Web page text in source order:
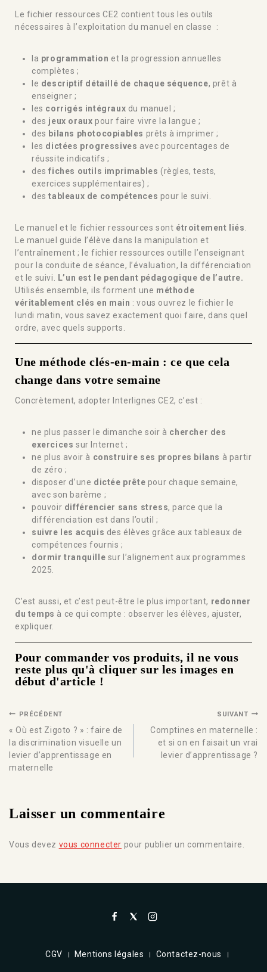
Le fichier ressources CE2 contient tous les outils
nécessaires à l’exploitation du manuel en classe :
la programmation et la progression annuelles
complètes ;
le descriptif détaillé de chaque séquence, prêt à
enseigner ;
les corrigés intégraux du manuel ;
des jeux oraux pour faire vivre la langue ;
des bilans photocopiables prêts à imprimer ;
les dictées progressives avec pourcentages de
réussite indicatifs ;
desfiches outils imprimables (règles, tests,
exercices supplémentaires) ;
destableaux de compétences pour le suivi.
Le manuel et le fichier ressources sont étroitement liés
Le manuel guide l’élève dans la manipulation et
l’entraînement ; le fichier ressources outille l’enseignant
pour la conduite de séance, l’évaluation, la différenciation
et le suivi.
L’un est le pendant pédagogique de l’autre.
Utilisés ensemble, ils forment une méthode
véritablement clés en main : vous ouvrez le fichier le
lundi matin, vous savez exactement quoi faire, dans quel
ordre, avec quels supports.
Une méthode clés-en-main : ce que cela
change dans votre semaine
Concrètement, adopter Interlignes CE2, c’est :
ne plus passer le dimanche soir à chercher des
exercices sur Internet ;
ne plus avoir à construire ses propres bilans à partir
de zéro ;
disposer d’une dictée prête pour chaque semaine,
avec son barème ;
pouvoir différencier sans stress, parce que la
différenciation est dans l’outil ;
suivre les acquis des élèves grâce aux tableaux de
compétences fournis ;
dormir tranquille sur l’alignement aux programmes
2025.
C’est aussi, et c’est peut-être le plus important, redonner
du temps à ce qui compte : observer les élèves, ajuster,
expliquer.
Pour commander vos produits, il ne vous
reste plus qu'à cliquer sur les images en
début d'article !
PRÉCÉDENT
« Où est Zigoto ? » : faire de
la discrimination visuelle un
levier d’apprentissage en
maternelle
SUIVANT
Comptines en maternelle :
et si on en faisait un vrai
levier d’apprentissage ?
Laisser un commentaire
Vous devez vous connecter pour publier un commentaire.
CGV Mentions légales Contactez-nous